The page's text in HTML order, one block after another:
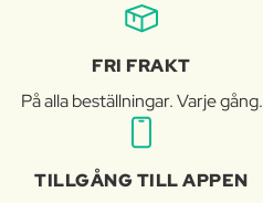
FRI FRAKT
På alla beställningar. Varje gång.
TILLGÅNG TILL APPEN